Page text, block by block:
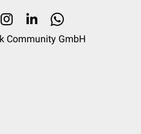
Community GmbH